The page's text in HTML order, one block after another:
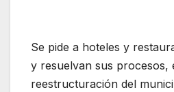
Se pide a hoteles y
y resuelvan sus procesos,
reestructuración del